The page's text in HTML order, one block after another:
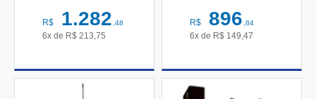
R$ 1.282,48
6x de R$ 213,75
R$ 896,84
6x de R$ 149,47